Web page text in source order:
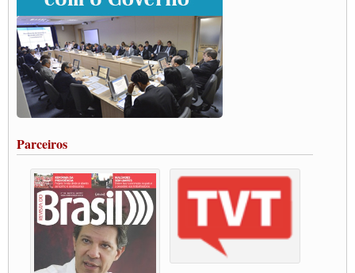
ENCONTRO INTERNACIONAL EM APOIO A CLASSE TRABALHADORA
DO BRASIL E A ELEIÇÃO 2022
Carta às Brasileiras e aos Brasileiros em Defesa do Estado Democrático de Direito
Paulinho, presidente da CNTTL, faz balanço do 3º Congresso da CNTTL
Caminhoneiros aprovam greve a partir do 1º de novembro
Rodoviários de Feira Santana fazem Assembleia para avaliar proposta de reajuste
salarial
Vacina Já: Lockdown de 24 horas dos trabalhadores em transportes está mantido,
Condutores de Guarulhos farão greve sanitária nesta terça-feira (20)
Paralisação dos Caminhoneiros na #BR285, entrocamento que liga o Mercosul ao
Rio Grande
Caminhoneiros bloqueiam duas faixas na Castello Branco e fazem protesto
Modal-Live #13 Aumento da Violência Contra Mulher e o Adoecimento da Classe
Trabalhadora em Tempos de Pandemia
Parceiros